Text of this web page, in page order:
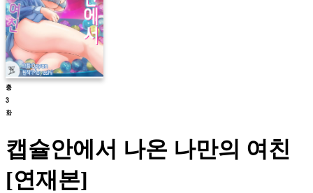
캡슐안에서 나온 나만의 여친
[연재본]